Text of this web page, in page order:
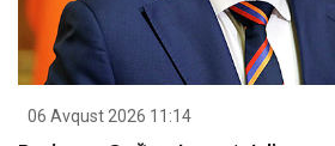
06 Avqust 2026 11:14